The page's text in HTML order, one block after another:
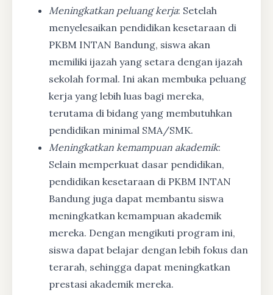
Meningkatkan peluang kerja: Setelah
menyelesaikan pendidikan kesetaraan di
PKBM INTAN Bandung, siswa akan
memiliki ijazah yang setara dengan ijazah
sekolah formal. Ini akan membuka peluang
kerja yang lebih luas bagi mereka,
terutama di bidang yang membutuhkan
pendidikan minimal SMA/SMK.
Meningkatkan kemampuan akademik:
Selain memperkuat dasar pendidikan,
pendidikan kesetaraan di PKBM INTAN
Bandung juga dapat membantu siswa
meningkatkan kemampuan akademik
mereka. Dengan mengikuti program ini,
siswa dapat belajar dengan lebih fokus dan
terarah, sehingga dapat meningkatkan
prestasi akademik mereka.